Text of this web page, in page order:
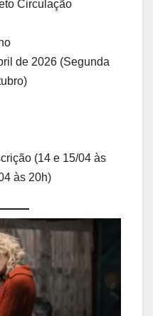
Circulação
de 2026 (Segunda
(14 e 15/04 às
às 20h)